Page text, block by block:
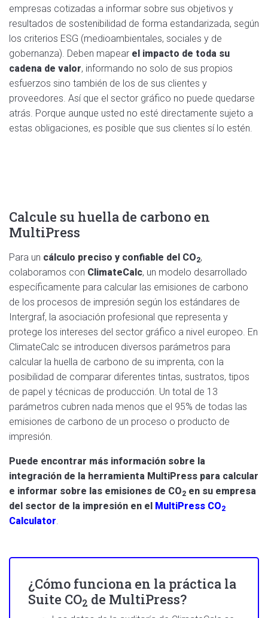
empresas cotizadas a informar sobre sus objetivos y
resultados de sostenibilidad de forma estandarizada, según
los criterios ESG (medioambientales, sociales y de
gobernanza). Deben mapear el impacto de toda su
cadena de valor, informando no solo de sus propios
esfuerzos sino también de los de sus clientes y
proveedores. Así que el sector gráfico no puede quedarse
atrás. Porque aunque usted no esté directamente sujeto a
estas obligaciones, es posible que sus clientes sí lo estén.
Calcule su huella de carbono en
MultiPress
Para un cálculo preciso y confiable del CO2,
colaboramos con ClimateCalc, un modelo desarrollado
específicamente para calcular las emisiones de carbono
de los procesos de impresión según los estándares de
Intergraf, la asociación profesional que representa y
protege los intereses del sector gráfico a nivel europeo. En
ClimateCalc se introducen diversos parámetros para
calcular la huella de carbono de su imprenta, con la
posibilidad de comparar diferentes tintas, sustratos, tipos
de papel y técnicas de producción. Un total de 13
parámetros cubren nada menos que el 95% de todas las
emisiones de carbono de un proceso o producto de
impresión.
Puede encontrar más información sobre la
integración de la herramienta MultiPress para calcular
e informar sobre las emisiones de CO2 en su empresa
del sector de la impresión en el MultiPress CO2
Calculator.
¿Cómo funciona en la práctica la
Suite CO2 de MultiPress?